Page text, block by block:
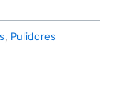
, Pulidores